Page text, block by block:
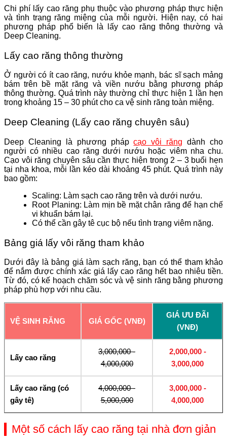
Chi phí lấy cao răng phụ thuộc vào phương pháp thực hiện
và tình trạng răng miệng của mỗi người. Hiện nay, có hai
phương pháp phổ biến là lấy cao răng thông thường và
Deep Cleaning.
Lấy cao răng thông thường
Ở người có ít cao răng, nướu khỏe mạnh, bác sĩ sạch mảng
bám trên bề mặt răng và viền nướu bằng phương pháp
thông thường. Quá trình này thường chỉ thực hiện 1 lần hẹn
trong khoảng 15 – 30 phút cho ca vệ sinh răng toàn miệng.
Deep Cleaning (Lấy cao răng chuyên sâu)
Deep Cleaning là phương phápcạo vôi răng dành cho
người có nhiều cao răng dưới nướu hoặc viêm nha chu.
Cạo vôi răng chuyên sâu cần thực hiện trong 2 – 3 buổi hẹn
tại nha khoa, mỗi lần kéo dài khoảng 45 phút. Quá trình này
bao gồm:
Scaling: Làm sạch cao răng trên và dưới nướu.
Root Planing: Làm mịn bề mặt chân răng để hạn chế
vi khuẩn bám lại.
Có thể cần gây tê cục bộ nếu tình trạng viêm nặng.
Bảng giá lấy vôi răng tham khảo
Dưới đây là bảng giá làm sạch răng, bạn có thể tham khảo
để nắm được chính xác giá lấy cao răng hết bao nhiêu tiền.
Từ đó, có kế hoạch chăm sóc và vệ sinh răng bằng phương
pháp phù hợp với nhu cầu.
VỆ SINH RĂNG GIÁ GỐC (VNĐ)
GIÁ ƯU ĐÃI
(VNĐ)
Lấy cao răng
3,000,000 -
4,000,000
2,000,000 -
3,000,000
Lấy cao răng (có
gây tê)
4,000,000 -
5,000,000
3,000,000 -
4,000,000
Một số cách lấy cao răng tại nhà đơn giản